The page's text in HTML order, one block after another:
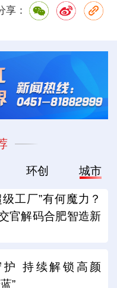
享：
环创 城市
级工厂”有何魔力？
官解码合肥智造新
护 持续解锁高颜
”